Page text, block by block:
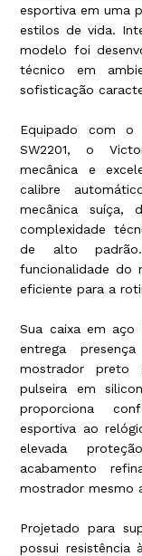
esportiva em uma
estilos de vida.
modelo foi
técnico em
sofisticação
Equipado com o
SW2201, o
mecânica e
calibre
mecânica suíça,
complexidade
de alto
funcionalidade do
eficiente para a
Sua caixa em aço
entrega
mostrador preto
pulseira em
proporciona
esportiva ao
elevada
acabamento
mostrador mesmo
Projetado para
possui resistência